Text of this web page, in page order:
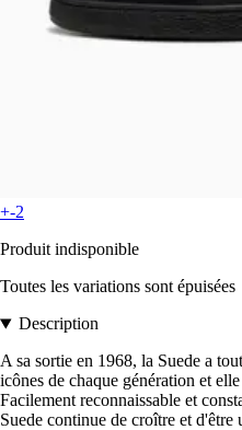
+-2
Produit indisponible
Toutes les variations sont épuisées
Description
A sa sortie en 1968, la Suede a
icônes de chaque génération et
Facilement reconnaissable et
Suede continue de croître et